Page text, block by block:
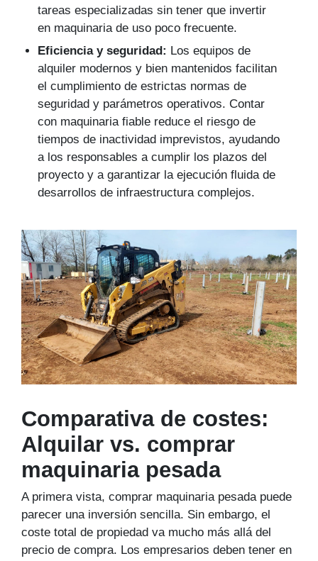
tareas especializadas sin tener que invertir
en maquinaria de uso poco frecuente.
Eficiencia y seguridad: Los equipos de
alquiler modernos y bien mantenidos facilitan
el cumplimiento de estrictas normas de
seguridad y parámetros operativos. Contar
con maquinaria fiable reduce el riesgo de
tiempos de inactividad imprevistos, ayudando
a los responsables a cumplir los plazos del
proyecto y a garantizar la ejecución fluida de
desarrollos de infraestructura complejos.
Comparativa de costes:
Alquilar vs. comprar
maquinaria pesada
A primera vista, comprar maquinaria pesada puede
parecer una inversión sencilla. Sin embargo, el
coste total de propiedad va mucho más allá del
precio de compra. Los empresarios deben tener en